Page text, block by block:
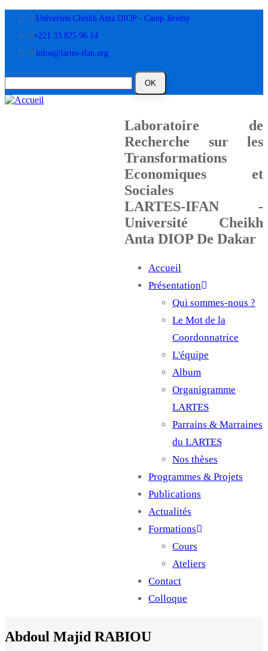
contenu
Université Cheikh Anta DIOP - Camp Jérémy
+221 33 825 96 14
infos@lartes-ifan.org
Laboratoire de
Recherche sur les
Transformations
Economiques et
Sociales
LARTES-IFAN -
Université Cheikh
Anta DIOP De Dakar
Main
navigation
Accueil
Présentation
Qui sommes-nous ?
Le Mot de la
Coordonnatrice
L'équipe
Album
Organigramme
LARTES
Parrains & Marraines
du LARTES
Nos thèses
Programmes & Projets
Publications
Actualités
Formations
Cours
Ateliers
Contact
Colloque
Abdoul Majid RABIOU